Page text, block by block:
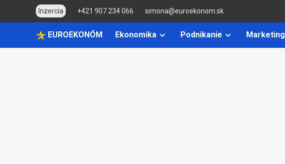
Inzercia +421 907 234 066 simona@euroekonom.sk
EUROEKONÓM Ekonomika Podnikanie Marketing